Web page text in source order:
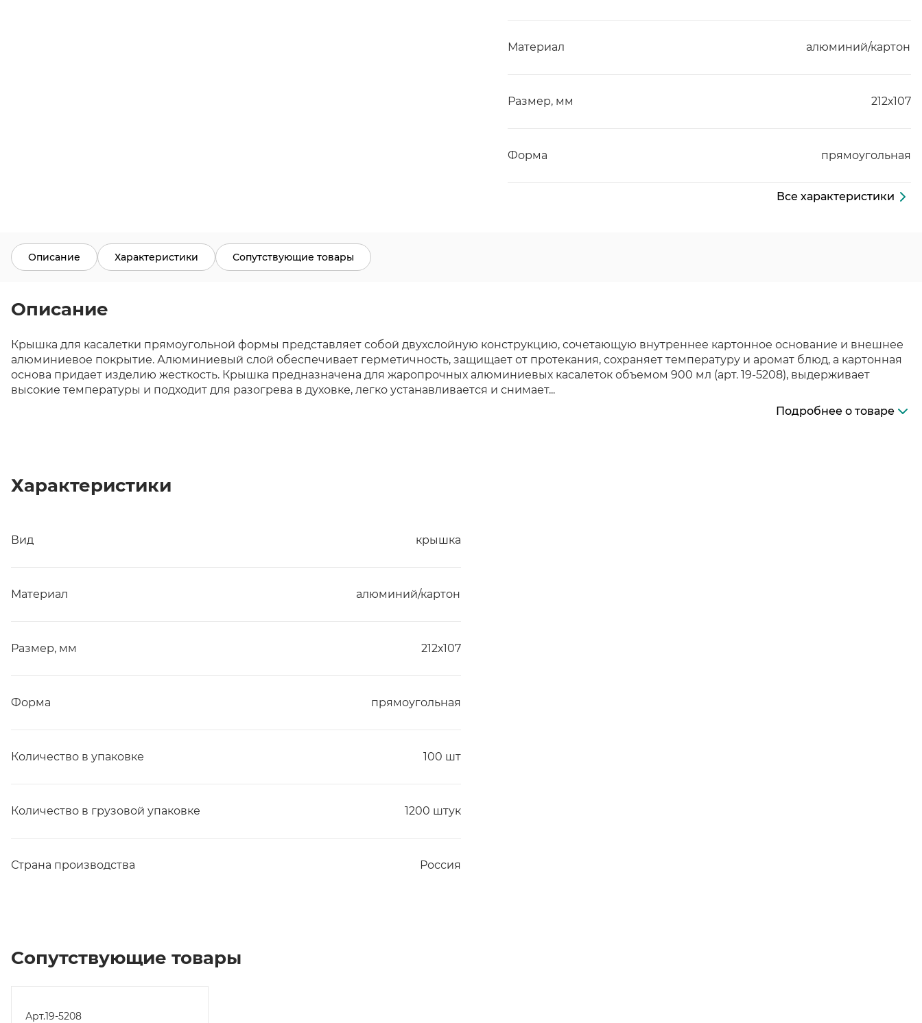
Материал алюминий/картон
Размер, мм 212х107
Форма прямоугольная
Все характеристики
Описание Характеристики Сопутствующие товары
Описание
Крышка для касалетки прямоугольной формы представляет собой двухслойную конструкцию, сочетающую внутреннее картонное основание и внешнее
алюминиевое покрытие. Алюминиевый слой обеспечивает герметичность, защищает от протекания, сохраняет температуру и аромат блюд, а картонная
основа придает изделию жесткость. Крышка предназначена для жаропрочных алюминиевых касалеток объемом 900 мл (арт. 19-5208), выдерживает
высокие температуры и подходит для разогрева в духовке, легко устанавливается и снимает...
Подробнее о товаре
Характеристики
Вид крышка
Материал алюминий/картон
Размер, мм 212х107
Форма прямоугольная
Количество в упаковке 100 шт
Количество в грузовой упаковке 1200 штук
Страна производства Россия
Сопутствующие товары
Арт.19-5208